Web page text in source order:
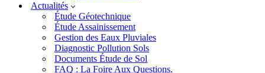
Actualités
Étude Géotechnique
Étude Assainissement
Gestion des Eaux Pluviales
Diagnostic Pollution Sols
Documents Étude de Sol
FAQ : La Foire Aux Questions.